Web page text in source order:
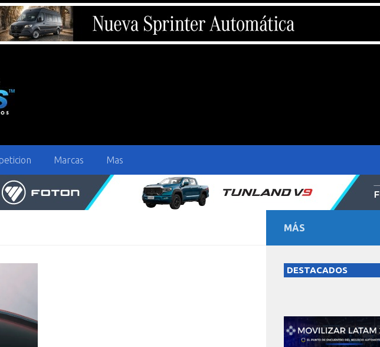
Marcas Mas
MÁS
DESTACADOS